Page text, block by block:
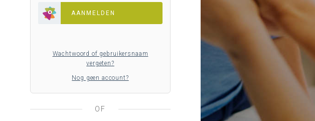
AANMELDEN
Wachtwoord of gebruikersnaam
vergeten?
Nog geen account?
OF